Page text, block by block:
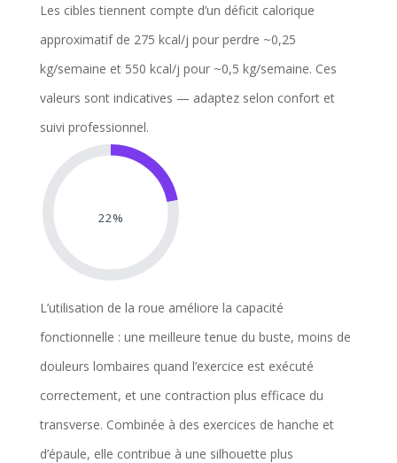
Les cibles tiennent compte d’un déficit calorique
approximatif de 275 kcal/j pour perdre ~0,25
kg/semaine et 550 kcal/j pour ~0,5 kg/semaine. Ces
valeurs sont indicatives — adaptez selon confort et
suivi professionnel.
22%
L’utilisation de la roue améliore la capacité
fonctionnelle : une meilleure tenue du buste, moins de
douleurs lombaires quand l’exercice est exécuté
correctement, et une contraction plus efficace du
transverse. Combinée à des exercices de hanche et
d’épaule, elle contribue à une silhouette plus